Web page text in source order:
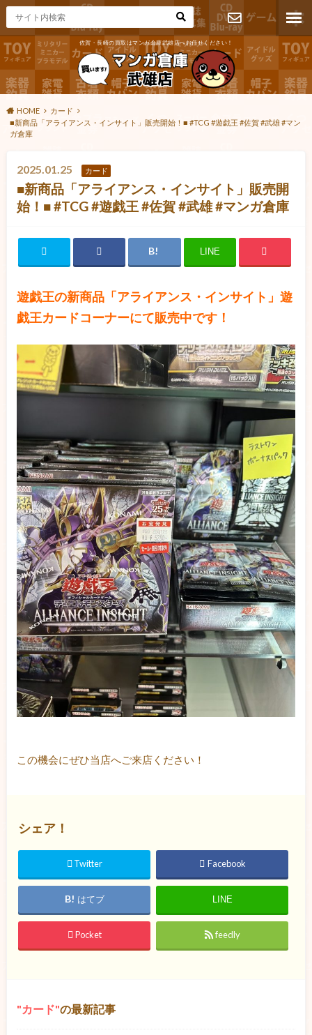
佐賀・長崎の買取はマンガ倉庫武雄店へお任せください！
お問い合わ
せ
HOME
カード
■新商品「アライアンス・インサイト」販売開始！■ #TCG #遊戯王 #佐賀 #武雄 #マン
ガ倉庫
2025.01.25 カード
■新商品「アライアンス・インサイト」販売開
始！■ #TCG #遊戯王 #佐賀 #武雄 #マンガ倉庫
LINE
遊戯王の新商品「アライアンス・インサイト」遊
戯王カードコーナーにて販売中です！
この機会にぜひ当店へご来店ください！
シェア！
Twitter Facebook
はてブ LINE
Pocket feedly
カード の最新記事